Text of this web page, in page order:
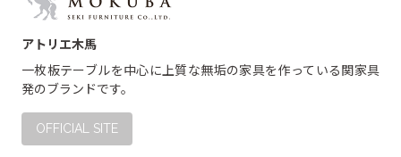
アトリエ木馬
一枚板テーブルを中心に上質な無垢の家具を作っている関家具
発のブランドです。
OFFICIAL SITE